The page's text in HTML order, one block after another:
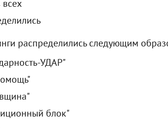
всех
распределились следующим
УДАР"
блок"